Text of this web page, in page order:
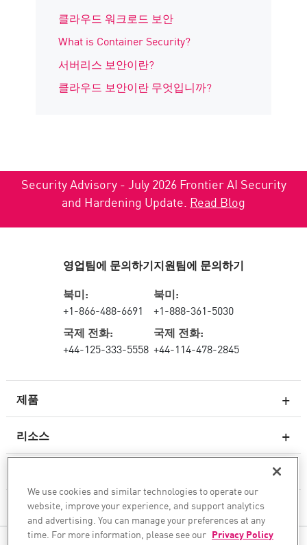
클라우드 워크로드 보안
What is Container Security?
서버리스 보안이란?
클라우드 보안이란 무엇입니까?
Security Advisory - July 2026 Frontier AI Security
and Hardening Update. Read Blog
제품
차세대 방화벽
클라우드 네트워크 보안
WAF
리소스
회사
영업팀에 문의하기
북미:
+1-866-488-6691
국제 전화:
+44-125-333-5558
지원팀에 문의하기
북미:
+1-888-361-5030
국제 전화:
+44-114-478-2845
We use cookies and similar technologies to operate our
website, improve your experience, and support analytics
and advertising. You can manage your preferences at any
time. For more information, please see our Privacy Policy